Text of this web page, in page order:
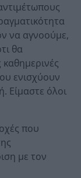
να αγνοούμε,
θα
ενισχύουν
Είμαστε όλοι
που
με τον